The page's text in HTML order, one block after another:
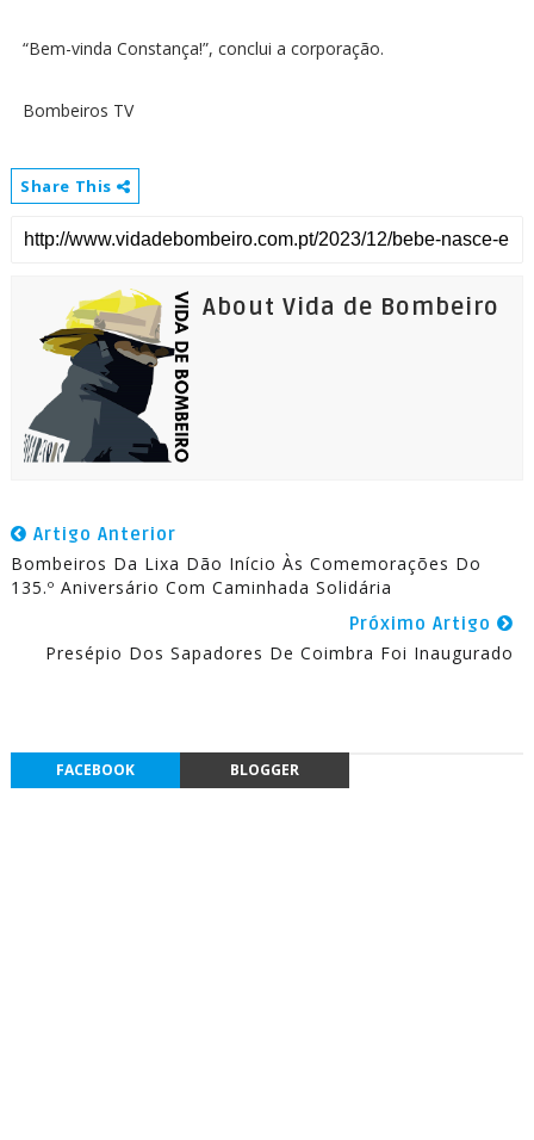
“Bem-vinda Constança!”, conclui a corporação.
Bombeiros TV
Share This
About Vida de Bombeiro
Artigo Anterior
Bombeiros Da Lixa Dão Início Às Comemorações Do
135.º Aniversário Com Caminhada Solidária
Próximo Artigo
Presépio Dos Sapadores De Coimbra Foi Inaugurado
FACEBOOK BLOGGER